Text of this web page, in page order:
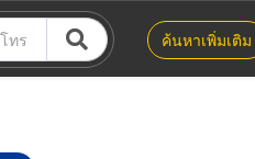
ค้นหาเพิ่มเติม